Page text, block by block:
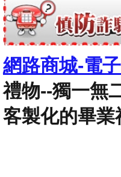
網路商城-電
禮物--獨一無
客製化的畢業